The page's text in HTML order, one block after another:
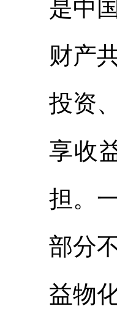
是中
财产
投资
享收
担。
部分
益物